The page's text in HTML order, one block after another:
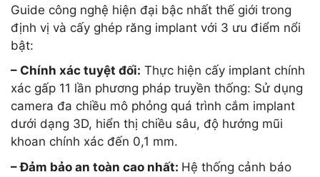
Guide công nghệ hiện đại bậc nhất thế giới trong
định vị và cấy ghép răng implant với 3 ưu điểm nổi
bật:
– Chính xác tuyệt đối: Thực hiện cấy implant chính
xác gấp 11 lần phương pháp truyền thống: Sử dụng
camera đa chiều mô phỏng quá trình cắm implant
dưới dạng 3D, hiển thị chiều sâu, độ hướng mũi
khoan chính xác đến 0,1 mm.
– Đảm bảo an toàn cao nhất: Hệ thống cảnh báo